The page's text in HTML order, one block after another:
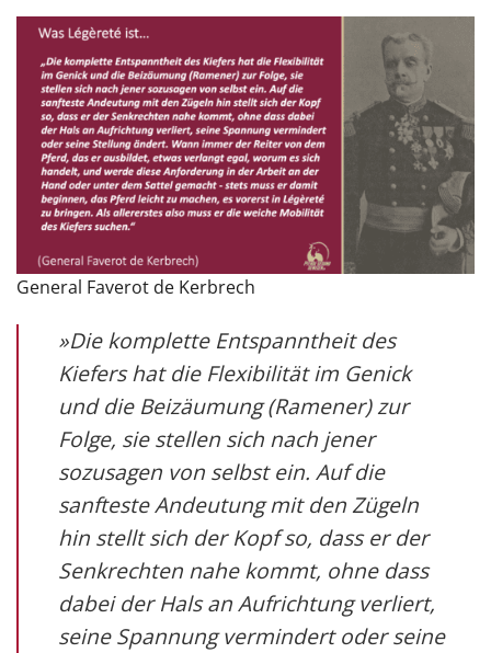
General Faverot de Kerbrech
»Die komplette Entspanntheit des
Kiefers hat die Flexibilität im Genick
und die Beizäumung (Ramener) zur
Folge, sie stellen sich nach jener
sozusagen von selbst ein. Auf die
sanfteste Andeutung mit den Zügeln
hin stellt sich der Kopf so, dass er der
Senkrechten nahe kommt, ohne dass
dabei der Hals an Aufrichtung verliert,
seine Spannung vermindert oder seine